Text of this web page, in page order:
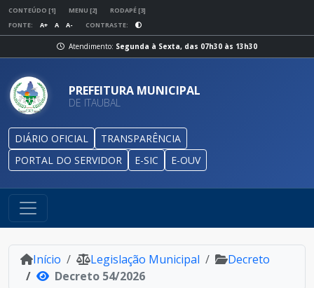
CONTEÚDO [1] MENU [2]
RODAPÉ [3]
FONTE:
A+ A A- CONTRASTE:
Atendimento: Segunda à Sexta, das 07h30 às 13h30
PREFEITURA MUNICIPAL
DE ITAUBAL
DIÁRIO OFICIAL
TRANSPARÊNCIA
PORTAL DO SERVIDOR
E-SIC E-OUV
Início Legislação Municipal
Decreto
Decreto 54/2026